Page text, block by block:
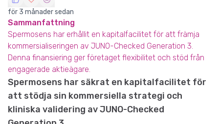
för 3 månader sedan
Sammanfattning
Spermosens har erhållit en kapitalfacilitet för att främja
kommersialiseringen av JUNO-Checked Generation 3.
Denna finansiering ger företaget flexibilitet och stöd från
engagerade aktieägare.
Spermosens har säkrat en kapitalfacilitet för
att stödja sin kommersiella strategi och
kliniska validering av JUNO-Checked